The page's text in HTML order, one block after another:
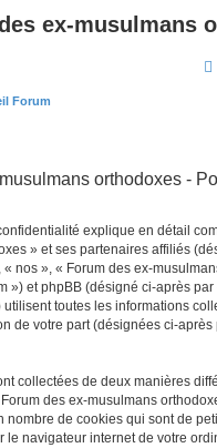
ex-musulmans
Forum
orthodoxes -
explique en détail
» et ses partenaires affiliés
« nos », « Forum des ex-
») et phpBB (désigné ci-après
toutes les informations
de votre part (désignées ci-après
collectées de deux manières
des ex-musulmans
nombre de cookies qui sont de
le navigateur internet de votre